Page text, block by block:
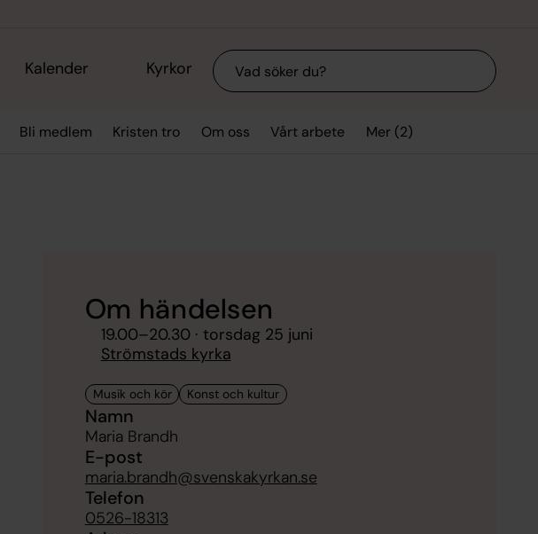
Kalender Kyrkor Sök
Bli medlem Kristen tro Om oss Vårt arbete Mer (2)
Om händelsen
19.00–20.30 · torsdag 25 juni
Strömstads kyrka
Namn
Maria Brandh
E-post
maria.brandh@svenskakyrkan.se
Telefon
0526-18313